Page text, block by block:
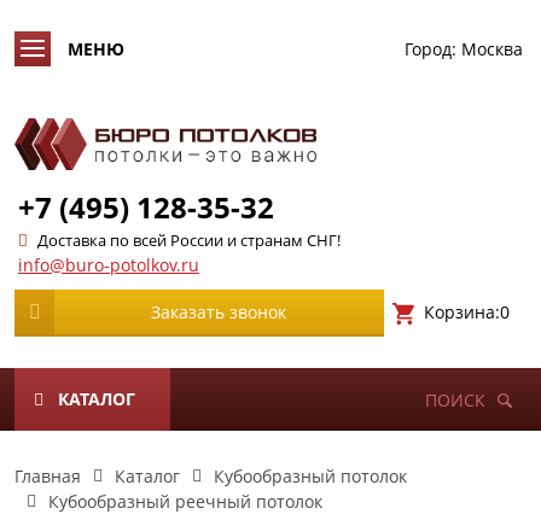
Город: Москва
+7 (495) 128-35-32
Доставка по всей России и странам СНГ!
info@buro-potolkov.ru
Заказать звонок Корзина:0
КАТАЛОГ ПОИСК
Главная Каталог
Кубообразный потолок
Кубообразный реечный потолок